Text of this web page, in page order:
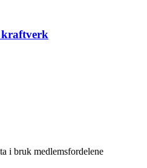
kraftverk
i bruk medlemsfordelene